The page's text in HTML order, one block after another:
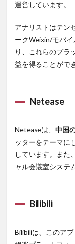
運営しています。
アナリストはテン
ークWeixin/モバ
り、これらのプラ
益を得ることがで
Netease
Neteaseは、 中国
ッターをテーマに
しています。また
ャル会議室システ
Bilibili
Bilibiliは、このア